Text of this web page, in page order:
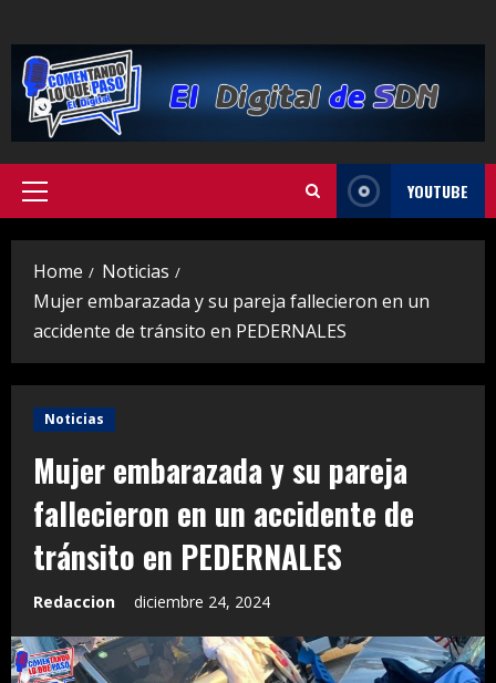
to
content
Primary
YOUTUBE
Home
Noticias
Mujer embarazada y su pareja fallecieron en un
accidente de tránsito en PEDERNALES
Noticias
Mujer embarazada y su pareja
fallecieron en un accidente de
tránsito en PEDERNALES
Redaccion diciembre 24, 2024